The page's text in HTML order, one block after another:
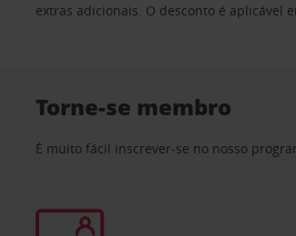
extras adicionais. O desconto é aplicável
Torne-se membro
É muito fácil inscrever-se no nosso